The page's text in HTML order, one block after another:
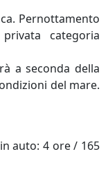
Pernottamento
categoria
a seconda della
del mare.
auto: 4 ore / 165